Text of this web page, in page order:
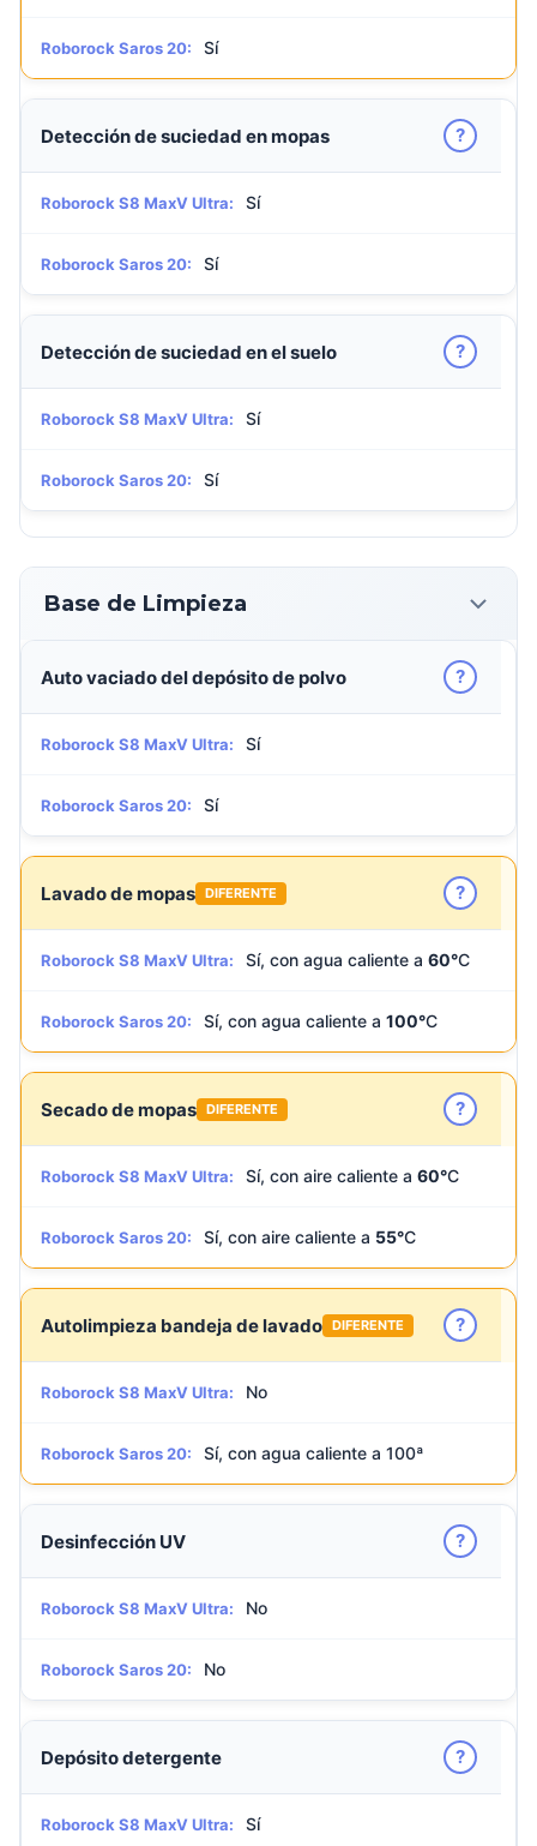
Roborock Saros 20: Sí
Detección de suciedad en mopas ?
Roborock S8 MaxV Ultra: Sí
Roborock Saros 20: Sí
Detección de suciedad en el suelo ?
Roborock S8 MaxV Ultra: Sí
Roborock Saros 20: Sí
Base de Limpieza
Auto vaciado del depósito de polvo ?
Roborock S8 MaxV Ultra: Sí
Roborock Saros 20: Sí
Lavado de mopas DIFERENTE ?
Roborock S8 MaxV Ultra: Sí, con agua caliente a 60°C
Roborock Saros 20: Sí, con agua caliente a 100°C
Secado de mopas DIFERENTE ?
Roborock S8 MaxV Ultra: Sí, con aire caliente a 60°C
Roborock Saros 20: Sí, con aire caliente a 55°C
Autolimpieza bandeja de lavado DIFERENTE ?
Roborock S8 MaxV Ultra: No
Roborock Saros 20: Sí, con agua caliente a 100ª
Desinfección UV ?
Roborock S8 MaxV Ultra: No
Roborock Saros 20: No
Depósito detergente ?
Roborock S8 MaxV Ultra: Sí